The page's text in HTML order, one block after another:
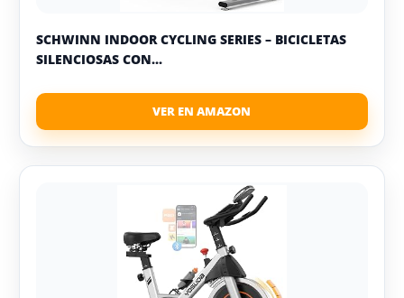
SCHWINN INDOOR CYCLING SERIES – BICICLETAS
SILENCIOSAS CON...